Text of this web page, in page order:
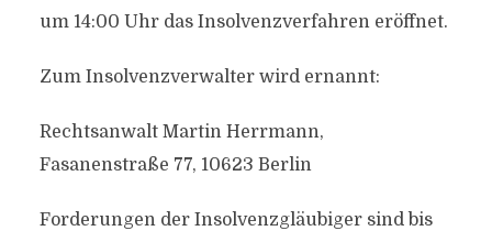
um 14:00 Uhr das Insolvenzverfahren eröffnet.
Zum Insolvenzverwalter wird ernannt:
Rechtsanwalt Martin Herrmann,
Fasanenstraße 77, 10623 Berlin
Forderungen der Insolvenzgläubiger sind bis